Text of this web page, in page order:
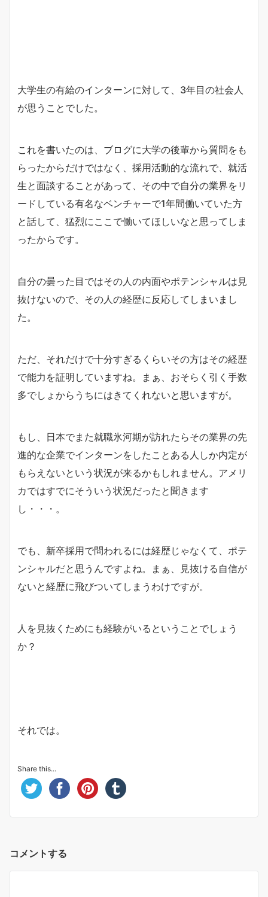
大学生の有給のインターンに対して、3年目の社会人
が思うことでした。
これを書いたのは、ブログに大学の後輩から質問をも
らったからだけではなく、採用活動的な流れで、就活
生と面談することがあって、その中で自分の業界をリ
ードしている有名なベンチャーで1年間働いていた方
と話して、猛烈にここで働いてほしいなと思ってしま
ったからです。
自分の曇った目ではその人の内面やポテンシャルは見
抜けないので、その人の経歴に反応してしまいまし
た。
ただ、それだけで十分すぎるくらいその方はその経歴
で能力を証明していますね。まぁ、おそらく引く手数
多でしょからうちにはきてくれないと思いますが。
もし、日本でまた就職氷河期が訪れたらその業界の先
進的な企業でインターンをしたことある人しか内定が
もらえないという状況が来るかもしれません。アメリ
カではすでにそういう状況だったと聞きます
し・・・。
でも、新卒採用で問われるには経歴じゃなくて、ポテ
ンシャルだと思うんですよね。まぁ、見抜ける自信が
ないと経歴に飛びついてしまうわけですが。
人を見抜くためにも経験がいるということでしょう
か？
それでは。
Share this...
コメントする